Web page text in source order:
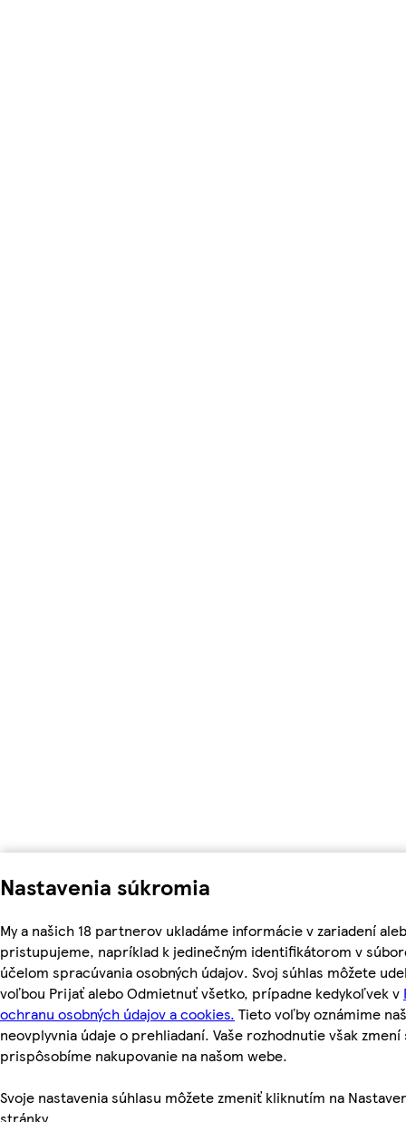
Nastavenia súkromia
My a našich 18 partnerov ukladáme informácie v zariadení
pristupujeme, napríklad k jedinečným identifikátorom v
účelom spracúvania osobných údajov. Svoj súhlas môžete
voľbou Prijať alebo Odmietnuť všetko, prípadne kedykoľvek v
ochranu osobných údajov a cookies. Tieto voľby oznámime
neovplyvnia údaje o prehliadaní. Vaše rozhodnutie však zmení
prispôsobíme nakupovanie na našom webe.
Svoje nastavenia súhlasu môžete zmeniť kliknutím na
stránky.